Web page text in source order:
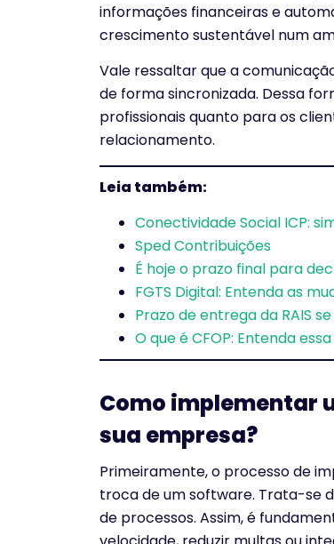
informações financeiras e
crescimento sustentável num
Vale ressaltar que a
de forma sincronizada. Dessa
profissionais quanto para os
relacionamento.
Leia também:
Conectividade Social ICP:
Sped Contribuições
É hoje o prazo final para
FGTS Digital: Entenda as
Prazo de entrega da RAIS
O que é CFOP: Entenda
Como implementar
sua empresa?
Primeiramente, o processo de
troca de um software. Trata-se
de processos. Assim, é